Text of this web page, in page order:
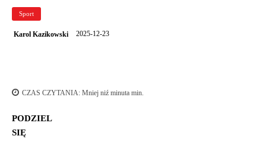
Sport
Karol Kazikowski 2025-12-23
CZAS CZYTANIA: Mniej niź minuta min.
PODZIEL
SIĘ